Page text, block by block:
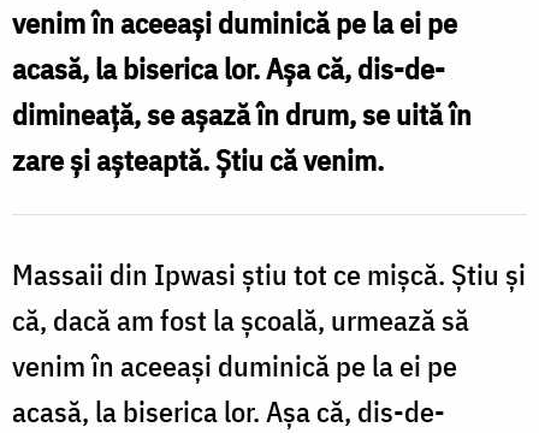
ianuarie
2025
venim în aceeași duminică pe la ei pe
acasă, la biserica lor. Așa că, dis-de-
dimineață, se așază în drum, se uită în
zare și așteaptă. Știu că venim.
Massaii din Ipwasi știu tot ce mișcă. Știu și
că, dacă am fost la școală, urmează să
venim în aceeași duminică pe la ei pe
acasă, la biserica lor. Așa că, dis-de-